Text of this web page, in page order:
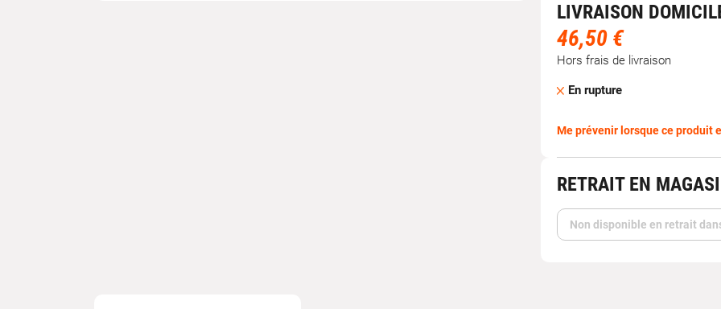
LIVRAISON
46,50 €
Hors frais de livraison
En rupture
Me prévenir lorsque ce produit
RETRAIT EN
Non disponible en retrait